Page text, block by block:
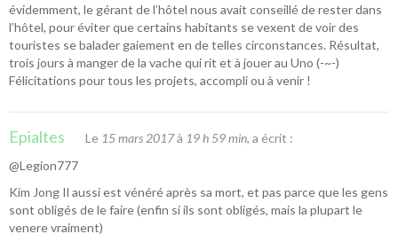
évidemment, le gérant de l’hôtel nous avait conseillé de rester dans
l’hôtel, pour éviter que certains habitants se vexent de voir des
touristes se balader gaiement en de telles circonstances. Résultat,
trois jours à manger de la vache qui rit et à jouer au Uno (-~-)
Félicitations pour tous les projets, accompli ou à venir !
Epialtes Le 15 mars 2017à 19 h 59 min, a écrit :
@Legion777
Kim Jong Il aussi est vénéré après sa mort, et pas parce que les gens
sont obligés de le faire (enfin si ils sont obligés, mais la plupart le
venere vraiment)